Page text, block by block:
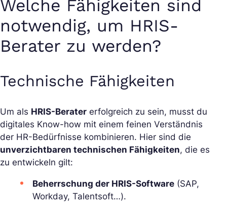
Welche Fähigkeiten sind
notwendig, um HRIS-
Berater zu werden?
Technische Fähigkeiten
Um als HRIS-Berater erfolgreich zu sein, musst du
digitales Know-how mit einem feinen Verständnis
der HR-Bedürfnisse kombinieren. Hier sind die
unverzichtbaren technischen Fähigkeiten, die es
zu entwickeln gilt:
Beherrschung der HRIS-Software (SAP,
Workday, Talentsoft…).